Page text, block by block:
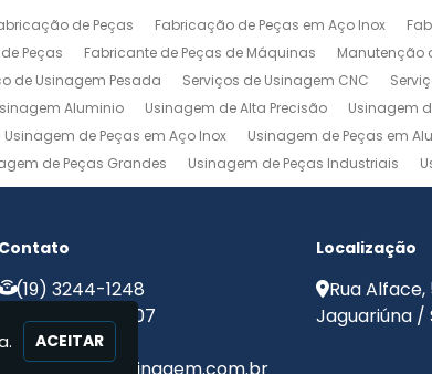
de Peças Fabricação de Peças em Aço Inox
Peças Fabricante de Peças de Máquinas Manutenção
de Usinagem Pesada Serviços de Usinagem CNC
Aluminio Usinagem de Alta Precisão Usinagem
Usinagem de Peças em Aço Inox
Usinagem de Peças em
de Peças Grandes Usinagem de Peças Industriais
Fresa Usinagem Fresamento Usinagem
Contato
(19) 3244-1248
(19) 99775-8907
Localização
Rua
Jaguariúna /
ACEITAR